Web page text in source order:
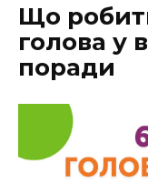
Що
голова у
поради